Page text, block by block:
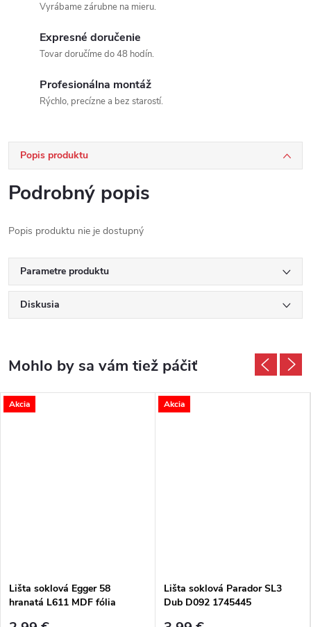
Vyrábame zárubne na mieru.
Expresné doručenie
Tovar doručíme do 48 hodín.
Profesionálna montáž
Rýchlo, precízne a bez starostí.
Popis produktu
Podrobný popis
Popis produktu nie je dostupný
Parametre produktu
Diskusia
Akcia
Lišta soklová Egger 58
hranatá L611 MDF fólia
Akcia
Lišta soklová Parador SL3
Dub D092 1745445